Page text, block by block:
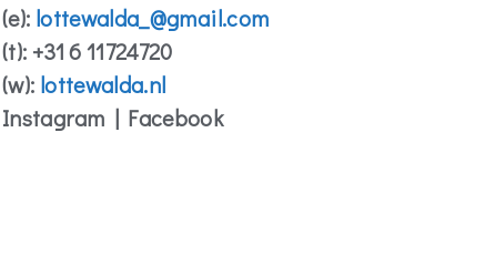
(e): lottewalda_@gmail.com
(t): +31 6 11724720
(w): lottewalda.nl
Instagram | Facebook